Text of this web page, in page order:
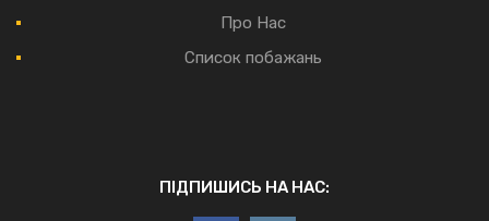
Про Нас
Список побажань
ПІДПИШИСЬ НА НАС: